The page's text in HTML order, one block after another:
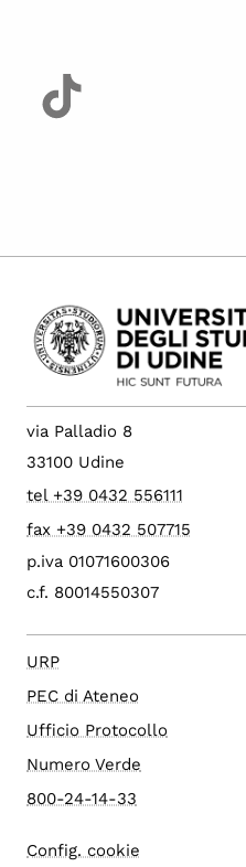
via Palladio 8
33100 Udine
tel +39 0432 556111
fax +39 0432 507715
p.iva 01071600306
c.f. 80014550307
URP
PEC di Ateneo
Ufficio Protocollo
Numero Verde
800-24-14-33
Config. cookie